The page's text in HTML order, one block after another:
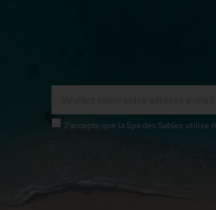
J'accepte que la Spa des Sables utilise